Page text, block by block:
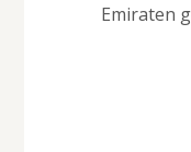
Emiraten